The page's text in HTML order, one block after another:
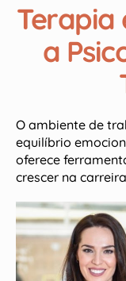
Terapia
a
O ambiente de
equilíbrio
oferece
crescer na